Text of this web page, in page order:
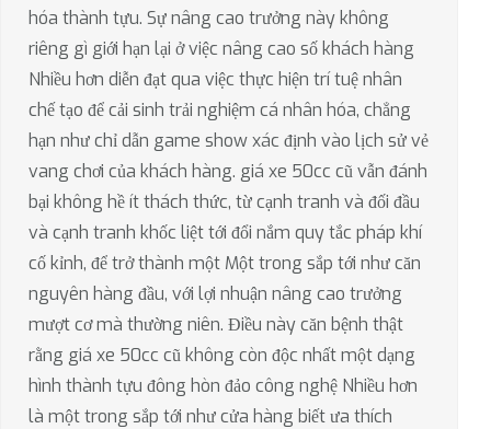
hóa thành tựu. Sự nâng cao trưởng này không
riêng gì giới hạn lại ở việc nâng cao số khách hàng
Nhiều hơn diễn đạt qua việc thực hiện trí tuệ nhân
chế tạo để cải sinh trải nghiệm cá nhân hóa, chẳng
hạn như chỉ dẫn game show xác định vào lịch sử vẻ
vang chơi của khách hàng. giá xe 50cc cũ vẫn đánh
bại không hề ít thách thức, từ cạnh tranh và đối đầu
và cạnh tranh khốc liệt tới đổi nắm quy tắc pháp khí
cố kỉnh, để trở thành một Một trong sắp tới như căn
nguyên hàng đầu, với lợi nhuận nâng cao trưởng
mượt cơ mà thường niên. Điều này căn bệnh thật
rằng giá xe 50cc cũ không còn độc nhất một dạng
hình thành tựu đông hòn đảo công nghệ Nhiều hơn
là một trong sắp tới như cửa hàng biết ưa thích